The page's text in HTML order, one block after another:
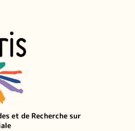
et de Recherche sur